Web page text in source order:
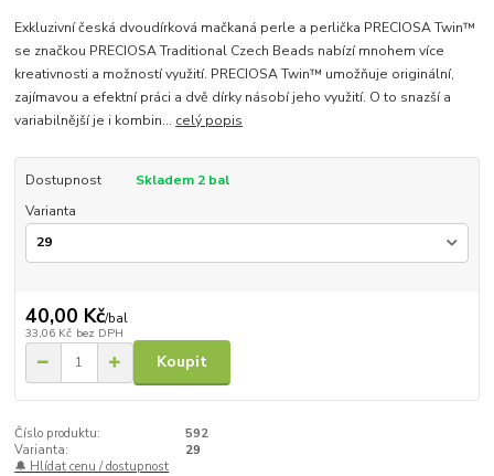
Exkluzivní česká dvoudírková mačkaná perle a perlička PRECIOSA Twin™
se značkou PRECIOSA Traditional Czech Beads nabízí mnohem více
kreativnosti a možností využití. PRECIOSA Twin™ umožňuje originální,
zajímavou a efektní práci a dvě dírky násobí jeho využití. O to snazší a
variabilnější je i kombin... celý popis
Dostupnost
Skladem 2 bal
Varianta
40,00 Kč/bal
33,06 Kč bez DPH
Koupit
Číslo produktu:
592
Varianta:
29
🔔 Hlídat cenu / dostupnost